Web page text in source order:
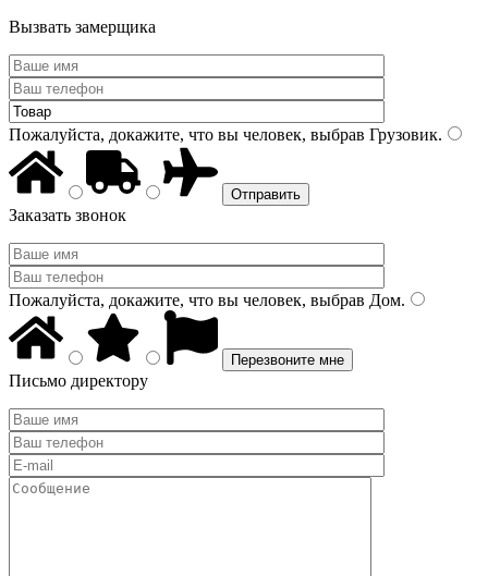
Вызвать замерщика
Пожалуйста, докажите, что вы человек, выбрав Грузовик.
Заказать звонок
Пожалуйста, докажите, что вы человек, выбрав Дом.
Письмо директору